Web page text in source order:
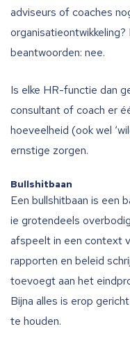
adviseurs of coaches
beantwoorden: nee.
Is elke HR-functie dan
consultant of coach er
hoeveelheid (ook wel
ernstige zorgen.
Bullshitbaan
Een bullshitbaan is een
ie grotendeels
afspeelt in een context
rapporten en beleid
toevoegt aan het
Bijna alles is erop
te houden.